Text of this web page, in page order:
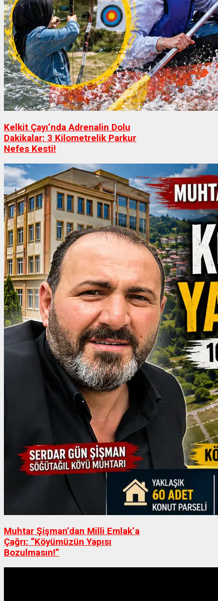
Kelkit Çayı’nda Adrenalin Dolu
Dakikalar: 3 Kilometrelik Parkur
Nefes Kesti!
Muhtar Şişman’dan Milli Emlak’a
Çağrı: “Köyümüzün Yapısı
Bozulmasın!”